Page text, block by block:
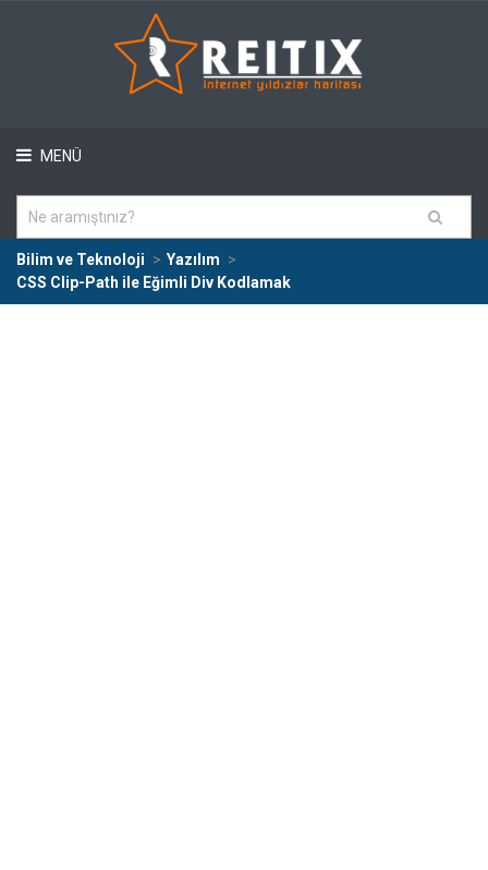
MENÜ
Bilim ve Teknoloji
Yazılım
CSS Clip-Path ile Eğimli Div Kodlamak